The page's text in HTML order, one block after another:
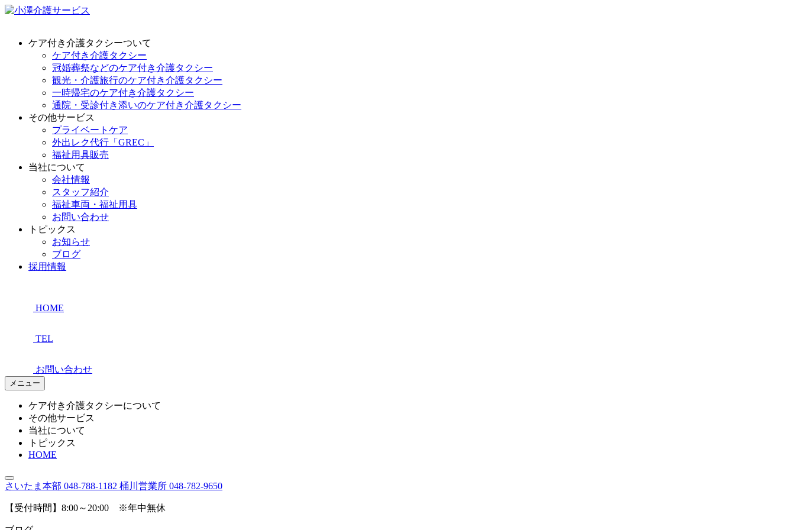
ケア付き介護タクシーついて
ケア付き介護タクシー
冠婚葬祭などのケア付き介護タクシー
観光・介護旅行のケア付き介護タクシー
一時帰宅のケア付き介護タクシー
通院・受診付き添いのケア付き介護タクシー
その他サービス
プライベートケア
外出レク代行「GREC」
福祉用具販売
当社について
会社情報
スタッフ紹介
福祉車両・福祉用具
お問い合わせ
トピックス
お知らせ
ブログ
採用情報
HOME
TEL
お問い合わせ
メニュー
ケア付き介護タクシーについて
その他サービス
当社について
トピックス
HOME
さいたま本部 048-788-1182 桶川営業所 048-782-9650
【受付時間】8:00～20:00 ※年中無休